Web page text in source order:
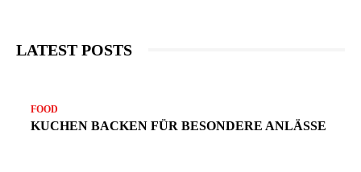
LATEST POSTS
FOOD
KUCHEN BACKEN FÜR BESONDERE ANLÄSSE